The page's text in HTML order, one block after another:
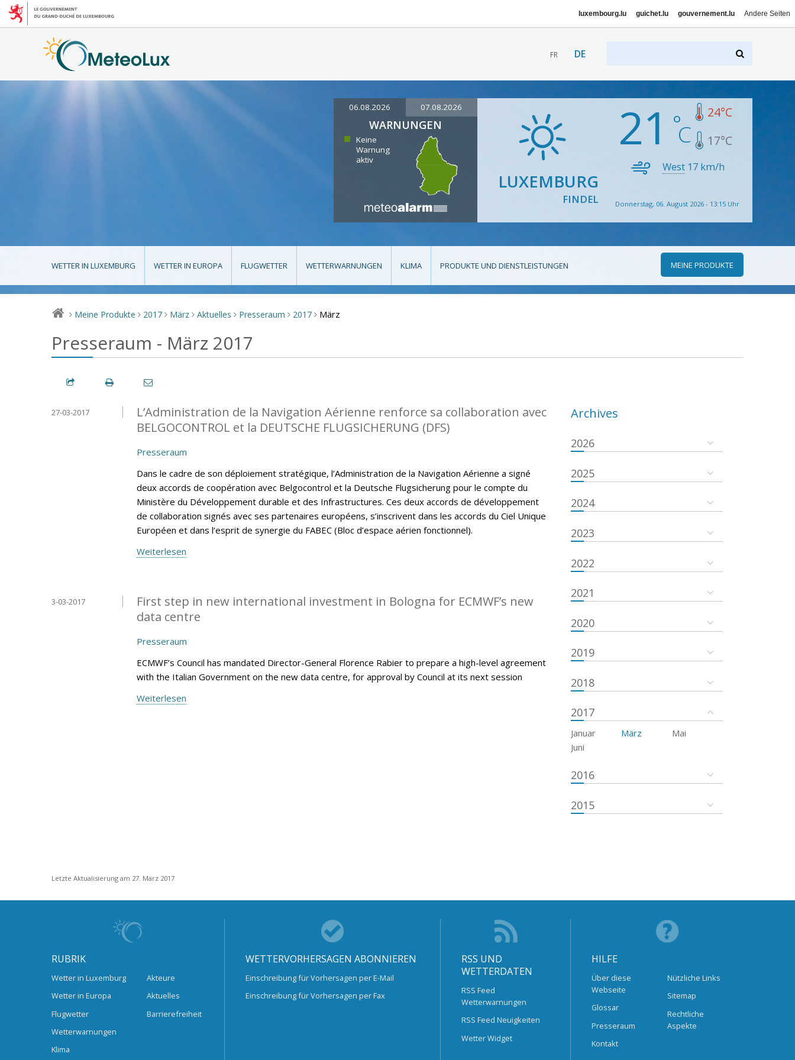
luxembourg.lu guichet.lu gouvernement.lu Andere Seiten
FR DE
06.08.2026 07.08.2026
WARNUNGEN
Keine
Warnung
aktiv
LUXEMBURG
FINDEL
21 24°C
17°C
West 17 km/h
Donnerstag, 06. August 2026 - 13:15 Uhr
WETTER IN LUXEMBURG WETTER IN EUROPA FLUGWETTER WETTERWARNUNGEN KLIMA PRODUKTE UND DIENSTLEISTUNGEN MEINE PRODUKTE
> Meine Produkte > 2017 > März > Aktuelles > Presseraum > 2017 > März
Presseraum - März 2017
L’Administration de la Navigation Aérienne renforce sa collaboration avec
BELGOCONTROL et la DEUTSCHE FLUGSICHERUNG (DFS)
27-03-2017
Presseraum
Dans le cadre de son déploiement stratégique, l’Administration de la Navigation Aérienne a signé
deux accords de coopération avec Belgocontrol et la Deutsche Flugsicherung pour le compte du
Ministère du Développement durable et des Infrastructures. Ces deux accords de développement
de collaboration signés avec ses partenaires européens, s’inscrivent dans les accords du Ciel Unique
Européen et dans l’esprit de synergie du FABEC (Bloc d’espace aérien fonctionnel).
Weiterlesen
First step in new international investment in Bologna for ECMWF’s new
data centre
3-03-2017
Presseraum
ECMWF’s Council has mandated Director-General Florence Rabier to prepare a high-level agreement
with the Italian Government on the new data centre, for approval by Council at its next session
Weiterlesen
Archives
2026
2025
2024
2023
2022
2021
2020
2019
2018
2017
Januar März
Mai
Juni
2016
2015
Letzte Aktualisierung am 27. März 2017
RUBRIK
Wetter in Luxemburg
Wetter in Europa
Flugwetter
Wetterwarnungen
Klima
Akteure
Aktuelles
Barrierefreiheit
WETTERVORHERSAGEN ABONNIEREN
Einschreibung für Vorhersagen per E-Mail
Einschreibung für Vorhersagen per Fax
RSS UND
WETTERDATEN
RSS Feed
Wetterwarnungen
RSS Feed Neuigkeiten
Wetter Widget
HILFE
Über diese
Webseite
Glossar
Presseraum
Kontakt
Nützliche Links
Sitemap
Rechtliche
Aspekte